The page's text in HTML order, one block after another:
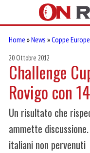
Home »News »Coppe
20 Ottobre 2012
Challenge
Rovigo con
Un risultato che
ammette
italiani non pervenuti